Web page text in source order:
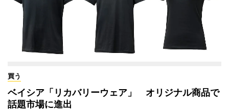
買う
ベイシア「リカバリーウェア」 オリジナル商品で
話題市場に進出